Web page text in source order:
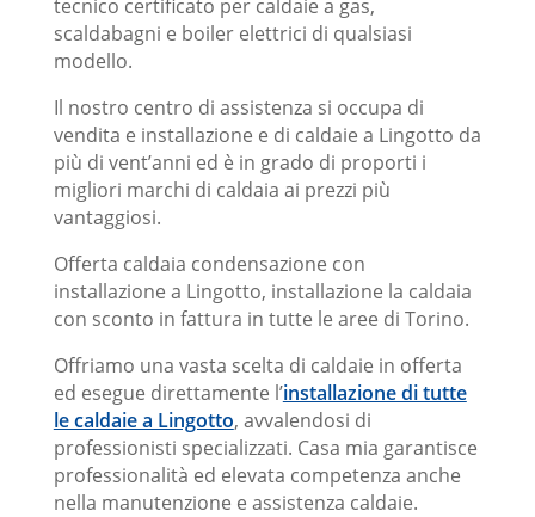
tecnico certificato per caldaie a gas,
scaldabagni e boiler elettrici di qualsiasi
modello.
Il nostro centro di assistenza si occupa di
vendita e installazione e di caldaie a Lingotto da
più di vent’anni ed è in grado di proporti i
migliori marchi di caldaia ai prezzi più
vantaggiosi.
Offerta caldaia condensazione con
installazione a Lingotto, installazione la caldaia
con sconto in fattura in tutte le aree di Torino.
Offriamo una vasta scelta di caldaie in offerta
ed esegue direttamente l’installazione di tutte
le caldaie a Lingotto, avvalendosi di
professionisti specializzati. Casa mia garantisce
professionalità ed elevata competenza anche
nella manutenzione e assistenza caldaie.
Installazione caldaie Lingotto
a LingottoViessmann, Arca, Biasi,
Bongioanni, Hermann Saunier Duval,
Lamborghini, Sime, Step ma anche altri
marchi.